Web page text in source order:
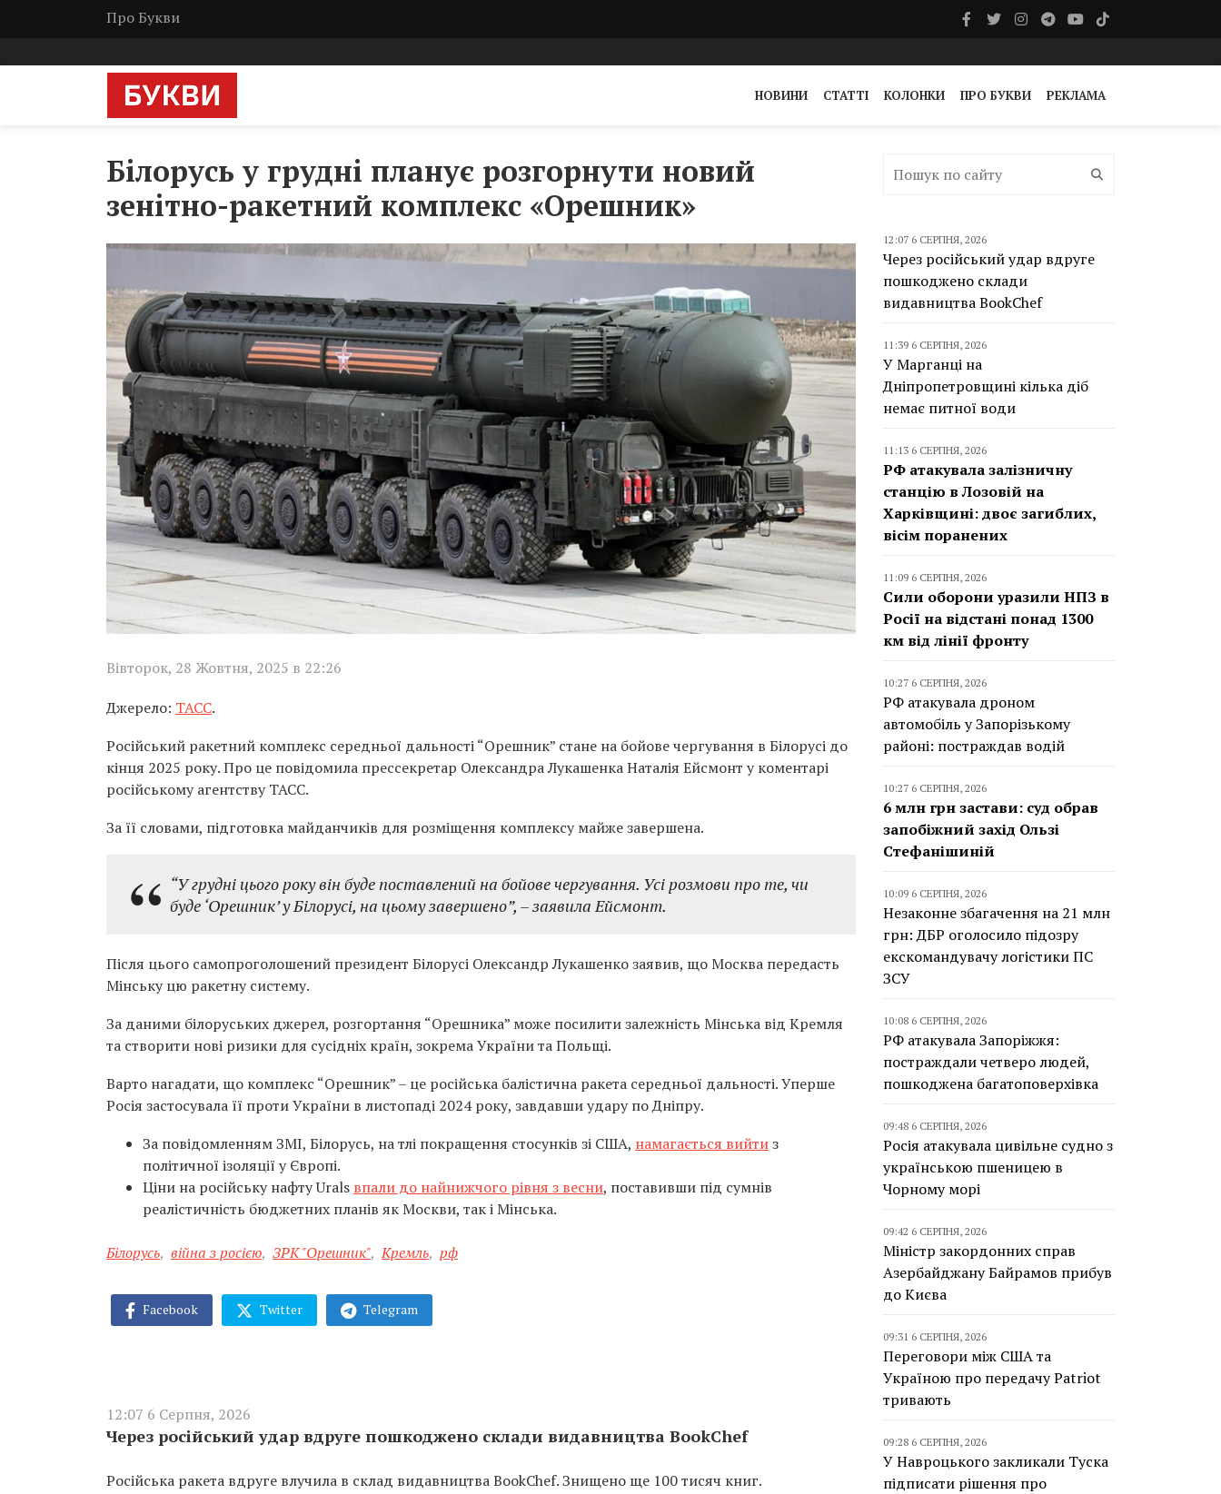
Про Букви
НОВИНИ СТАТТІ КОЛОНКИ ПРО БУКВИ РЕКЛАМА
Білорусь у грудні планує розгорнути новий
зенітно-ракетний комплекс «Орешник»
Вівторок, 28 Жовтня, 2025 в 22:26
Джерело: ТАСС.
Російський ракетний комплекс середньої дальності “Орешник” стане на бойове чергування в Білорусі до
кінця 2025 року. Про це повідомила прессекретар Олександра Лукашенка Наталія Ейсмонт у коментарі
російському агентству ТАСС.
За її словами, підготовка майданчиків для розміщення комплексу майже завершена.
“У грудні цього року він буде поставлений на бойове чергування. Усі розмови про те, чи
буде ‘Орешник’ у Білорусі, на цьому завершено”, – заявила Ейсмонт.
Після цього самопроголошений президент Білорусі Олександр Лукашенко заявив, що Москва передасть
Мінську цю ракетну систему.
За даними білоруських джерел, розгортання “Орешника” може посилити залежність Мінська від Кремля
та створити нові ризики для сусідніх країн, зокрема України та Польщі.
Варто нагадати, що комплекс “Орешник” – це російська балістична ракета середньої дальності. Уперше
Росія застосувала її проти України в листопаді 2024 року, завдавши удару по Дніпру.
За повідомленням ЗМІ, Білорусь, на тлі покращення стосунків зі США, намагається вийтиз
політичної ізоляції у Європі.
Ціни на російську нафту Urals впали до найнижчого рівня з весни, поставивши під сумнів
реалістичність бюджетних планів як Москви, так і Мінська.
Білорусь, війна з росією, ЗРК "Орешник", Кремль, рф
Facebook Twitter Telegram
12:07 6 Серпня, 2026
Через російський удар вдруге пошкоджено склади видавництва BookChef
Російська ракета вдруге влучила в склад видавництва BookChef. Знищено ще 100 тисяч книг.
12:07 6 СЕРПНЯ, 2026
Через російський удар вдруге
пошкоджено склади
видавництва BookChef
11:39 6 СЕРПНЯ, 2026
У Марганці на
Дніпропетровщині кілька діб
немає питної води
11:13 6 СЕРПНЯ, 2026
РФ атакувала залізничну
станцію в Лозовій на
Харківщині: двоє загиблих,
вісім поранених
11:09 6 СЕРПНЯ, 2026
Сили оборони уразили НПЗ в
Росії на відстані понад 1300
км від лінії фронту
10:27 6 СЕРПНЯ, 2026
РФ атакувала дроном
автомобіль у Запорізькому
районі: постраждав водій
10:27 6 СЕРПНЯ, 2026
6 млн грн застави: суд обрав
запобіжний захід Ользі
Стефанішиній
10:09 6 СЕРПНЯ, 2026
Незаконне збагачення на 21 млн
грн: ДБР оголосило підозру
екскомандувачу логістики ПС
ЗСУ
10:08 6 СЕРПНЯ, 2026
РФ атакувала Запоріжжя:
постраждали четверо людей,
пошкоджена багатоповерхівка
09:48 6 СЕРПНЯ, 2026
Росія атакувала цивільне судно з
українською пшеницею в
Чорному морі
09:42 6 СЕРПНЯ, 2026
Міністр закордонних справ
Азербайджану Байрамов прибув
до Києва
09:31 6 СЕРПНЯ, 2026
Переговори між США та
Україною про передачу Patriot
тривають
09:28 6 СЕРПНЯ, 2026
У Навроцького закликали Туска
підписати рішення про